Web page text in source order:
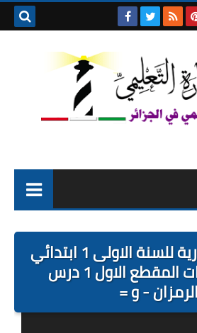
التربية التحضيرية
السنة الاولى ابتدائي
المذكرات الوزارية للسنة الاولى 1 ابتدائي
في الرياضيات المقطع الاول 1 درس
- و =